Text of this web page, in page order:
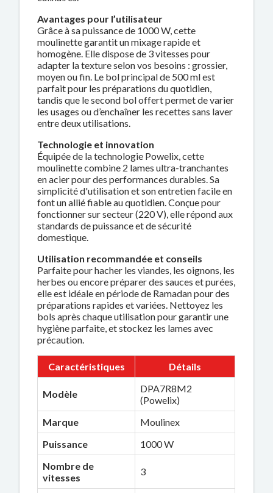
Avantages pour l’utilisateur
Grâce à sa puissance de 1000 W, cette
moulinette garantit un mixage rapide et
homogène. Elle dispose de 3 vitesses pour
adapter la texture selon vos besoins : grossier,
moyen ou fin. Le bol principal de 500 ml est
parfait pour les préparations du quotidien,
tandis que le second bol offert permet de varier
les usages ou d’enchaîner les recettes sans laver
entre deux utilisations.
Technologie et innovation
Équipée de la technologie Powelix, cette
moulinette combine 2 lames ultra-tranchantes
en acier pour des performances durables. Sa
simplicité d'utilisation et son entretien facile en
font un allié fiable au quotidien. Conçue pour
fonctionner sur secteur (220 V), elle répond aux
standards de puissance et de sécurité
domestique.
Utilisation recommandée et conseils
Parfaite pour hacher les viandes, les oignons, les
herbes ou encore préparer des sauces et purées,
elle est idéale en période de Ramadan pour des
préparations rapides et variées. Nettoyez les
bols après chaque utilisation pour garantir une
hygiène parfaite, et stockez les lames avec
précaution.
Caractéristiques Détails
Modèle
DPA7R8M2
(Powelix)
Marque
Moulinex
Puissance
1000 W
Nombre de
vitesses
3